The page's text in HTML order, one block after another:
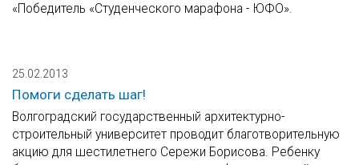
«Победитель «Студенческого марафона - ЮФО».
25.02.2013
Помоги сделать шаг!
Волгоградский государственный архитектурно-
строительный университет проводит благотворительную
акцию для шестилетнего Сережи Борисова. Ребенку